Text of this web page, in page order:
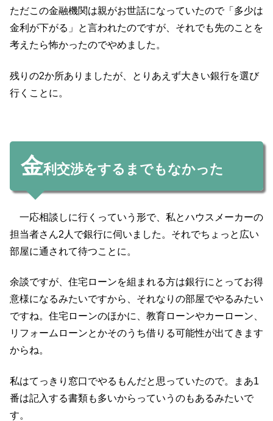
ただこの金融機関は親がお世話になっていたので「多少は
金利が下がる」と言われたのですが、それでも先のことを
考えたら怖かったのでやめました。
残りの2か所ありましたが、とりあえず大きい銀行を選び
行くことに。
金利交渉をするまでもなかった
一応相談しに行くっていう形で、私とハウスメーカーの
担当者さん2人で銀行に伺いました。それでちょっと広い
部屋に通されて待つことに。
余談ですが、住宅ローンを組まれる方は銀行にとってお得
意様になるみたいですから、それなりの部屋でやるみたい
ですね。住宅ローンのほかに、教育ローンやカーローン、
リフォームローンとかそのうち借りる可能性が出てきます
からね。
私はてっきり窓口でやるもんだと思っていたので。まあ1
番は記入する書類も多いからっていうのもあるみたいで
す。